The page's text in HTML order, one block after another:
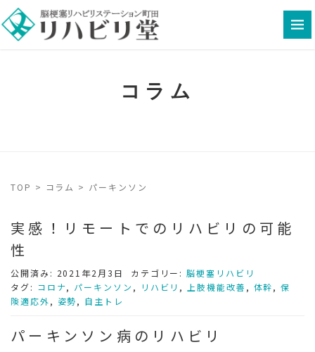
コラム
TOP > コラム > パーキンソン
実感！リモートでのリハビリの可能
性
公開済み: 2021年2月3日 カテゴリー:脳梗塞リハビリ
タグ: コロナ, パーキンソン , リハビリ , 上肢機能改善 , 体幹,保
険適応外, 姿勢, 自主トレ
パーキンソン病のリハビリ